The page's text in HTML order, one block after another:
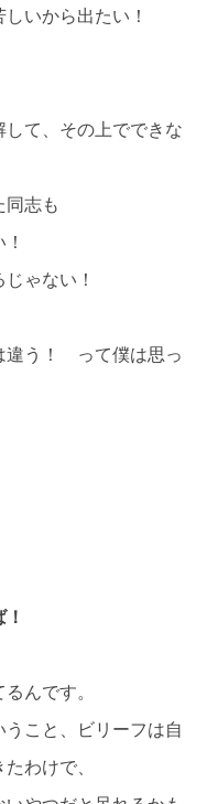
いから出たい！
て、その上でできな
同志も
ゃない！
違う！ って僕は思っ
んです。
こと、ビリーフは自
わけで、